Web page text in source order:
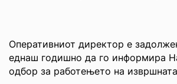
Оперативниот директор е
еднаш годишно да го информира
одбор за работењето на